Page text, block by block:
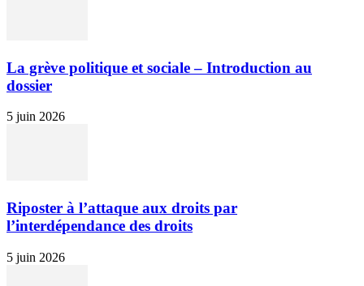
La grève politique et sociale – Introduction au
dossier
5 juin 2026
Riposter à l’attaque aux droits par
l’interdépendance des droits
5 juin 2026